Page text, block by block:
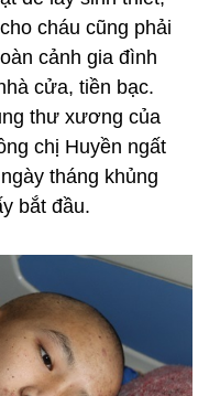
cháu cũng phải
cảnh gia đình
cửa, tiền bạc.
thư xương của
chị Huyền ngất
tháng khủng
bắt đầu.